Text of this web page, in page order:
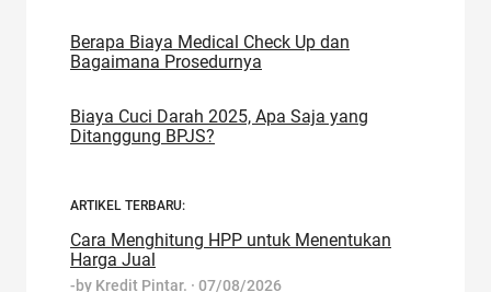
Berapa Biaya Medical Check Up dan
Bagaimana Prosedurnya
Biaya Cuci Darah 2025, Apa Saja yang
Ditanggung BPJS?
ARTIKEL TERBARU:
Cara Menghitung HPP untuk Menentukan
Harga Jual
-by Kredit Pintar. · 07/08/2026